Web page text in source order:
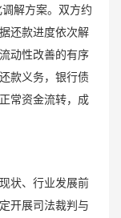
解方案。双方约
还款进度依次解
动性改善的有序
款义务，银行债
常资金流转，成
状、行业发展前
开展司法裁判与